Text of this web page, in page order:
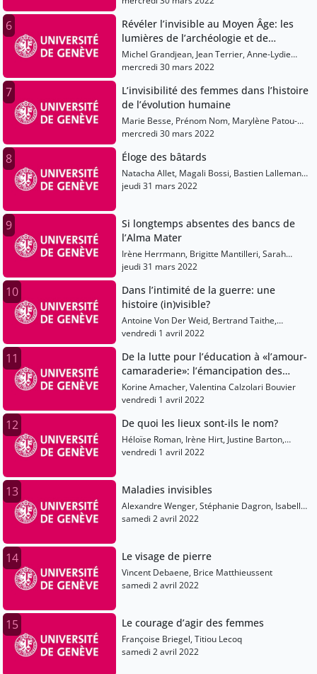
6
Révéler l’invisible au Moyen Âge: les
lumières de l’archéologie et de
l’histoire
Michel Grandjean, Jean Terrier, Anne-Lydie
Dubois, Martin Roch
mercredi 30 mars 2022
7
L’invisibilité des femmes dans l’histoire
de l’évolution humaine
Marie Besse, Prénom Nom, Marylène Patou-
Mathis
mercredi 30 mars 2022
8 Éloge des bâtards
Natacha Allet, Magali Bossi, Bastien Lallemant,
Olivia Rosenthal
jeudi 31 mars 2022
9
Si longtemps absentes des bancs de
l’Alma Mater
Irène Herrmann, Brigitte Mantilleri, Sarah
Scholl, Nada Boškovska
jeudi 31 mars 2022
10
Dans l’intimité de la guerre: une
histoire (in)visible?
Antoine Von Der Weid, Bertrand Taithe,
Raphaële Balu, Laure Humbert, Guillaume
vendredi 1 avril 2022
11
De la lutte pour l’éducation à «l’amour-
camaraderie»: l’émancipation des
femmes en Russie (1860-1930)
Korine Amacher, Valentina Calzolari Bouvier
vendredi 1 avril 2022
12 De quoi les lieux sont-ils le nom?
Héloïse Roman, Irène Hirt, Justine Barton,
Michel Ben Arrous, Melissa Wanjiru
vendredi 1 avril 2022
13 Maladies invisibles
Alexandre Wenger, Stéphanie Dagron, Isabelle
Moncada, Tamara Pellegrini
samedi 2 avril 2022
14 Le visage de pierre
Vincent Debaene, Brice Matthieussent
samedi 2 avril 2022
15 Le courage d’agir des femmes
Françoise Briegel, Titiou Lecoq
samedi 2 avril 2022